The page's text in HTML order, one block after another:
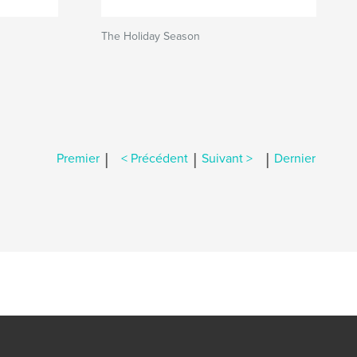
The Holiday Season
Premier | < Précédent | Suivant > | Dernier